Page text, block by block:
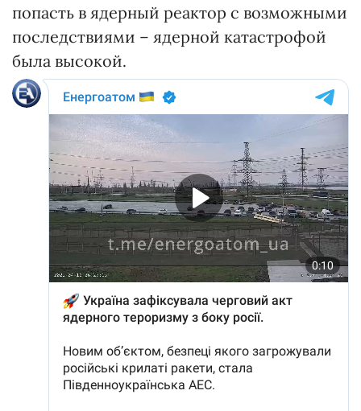
попасть в ядерный реактор с возможными
последствиями – ядерной катастрофой
была высокой.